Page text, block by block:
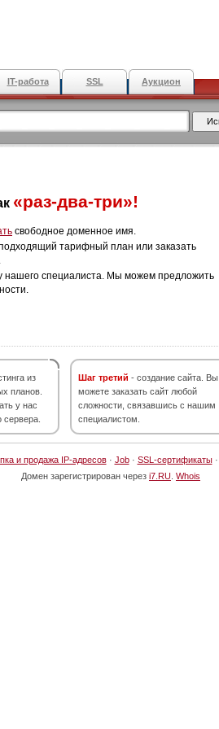
IT-работа SSL Аукцион
«раз-два-три»!
свободное доменное имя.
тарифный план или заказать
нашего специалиста. Мы можем предложить
из
планов.
у нас
сервера.
Шаг третий - создание сайта. Вы
можете заказать сайт любой
сложности, связавшись с нашим
специалистом.
и продажа IP-адресов· Job· SSL-сертификаты·
Домен зарегистрирован через i7.RU Whois